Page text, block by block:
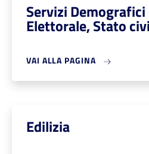
Servizi
Elettorale, Stato
VAI ALLA PAGINA
Edilizia